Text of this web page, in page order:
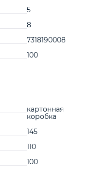
5
8
7318190008
100
картонная
коробка
145
110
100